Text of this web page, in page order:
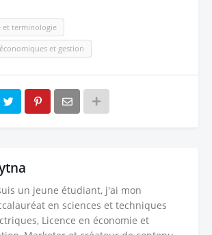
et terminologie
et gestion
un jeune étudiant, j'ai mon
en sciences et techniques
Licence en économie et